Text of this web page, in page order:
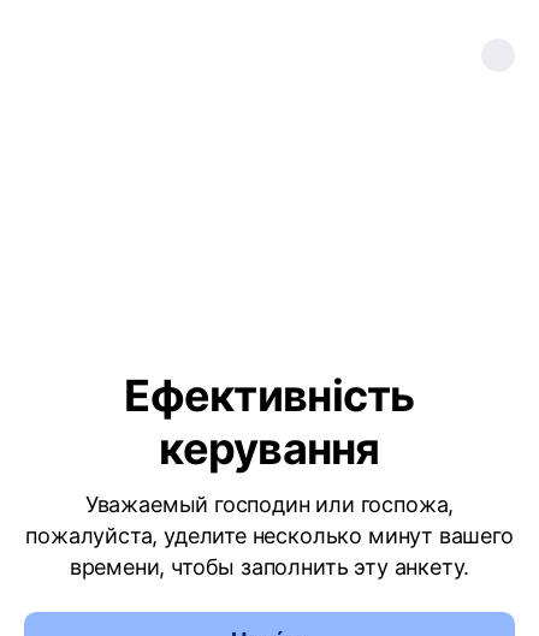
Ефективність
керування
Уважаемый господин или госпожа,
пожалуйста, уделите несколько минут вашего
времени, чтобы заполнить эту анкету.